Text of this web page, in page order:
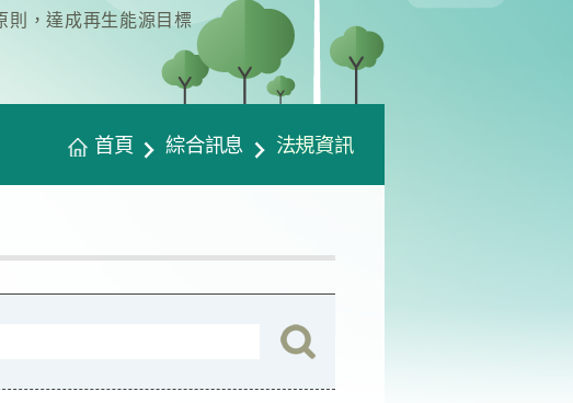
則，達成再生能源目標
首頁 綜合訊息 法規資訊